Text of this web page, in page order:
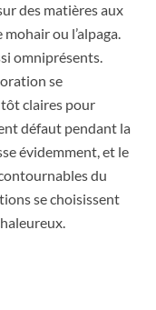
des matières aux
ou l’alpaga.
omniprésents.
se
claires pour
défaut pendant la
évidemment, et le
du
se choisissent